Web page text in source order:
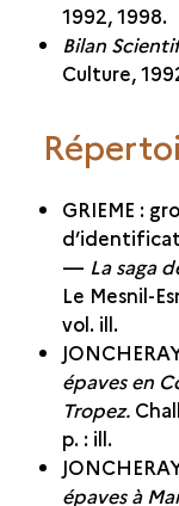
1992, 1998.
Bilan
Culture,
GRIEME :
— La saga
Le Mesnil-
vol. ill.
épaves en
Tropez.
p. : ill.
épaves à